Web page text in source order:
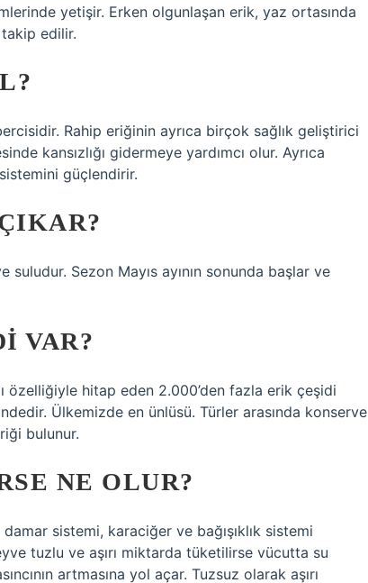
yetişir. Erken olgunlaşan erik, yaz ortasında
edilir.
Rahip eriğinin ayrıca birçok sağlık geliştirici
kansızlığı gidermeye yardımcı olur. Ayrıca
güçlendirir.
Sezon Mayıs ayının sonunda başlar ve
VAR?
özelliğiyle hitap eden 2.000’den fazla erik çeşidi
Ülkemizde en ünlüsü. Türler arasında konserve
bulunur.
NE OLUR?
sistemi, karaciğer ve bağışıklık sistemi
tuzlu ve aşırı miktarda tüketilirse vücutta su
artmasına yol açar. Tuzsuz olarak aşırı